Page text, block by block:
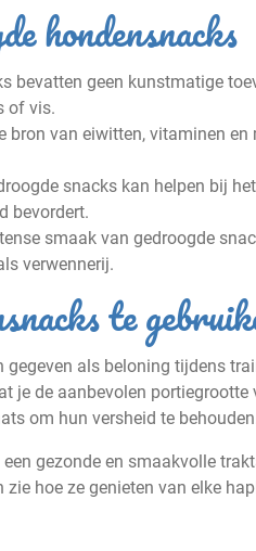
hondensnacks
bevatten geen kunstmatige
of vis.
bron van eiwitten, vitaminen
snacks kan helpen bij
bevordert.
smaak van gedroogde
verwennerij.
te
gegeven als beloning tijdens
je de aanbevolen
om hun versheid te
gezonde en smaakvolle
hoe ze genieten van elke